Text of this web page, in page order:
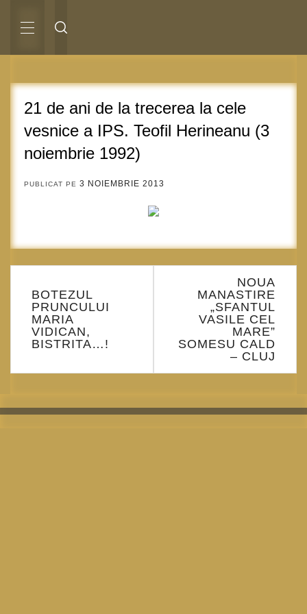
conținutMENIU
21 de ani de la trecerea la cele
vesnice a IPS. Teofil Herineanu (3
noiembrie 1992)
PUBLICAT PE 3 NOIEMBRIE 2013
articole
BOTEZUL
PRUNCULUI
MARIA
VIDICAN,
BISTRITA…!
NOUA
MANASTIRE
„SFANTUL
VASILE CEL
MARE”
SOMESU CALD
– CLUJ